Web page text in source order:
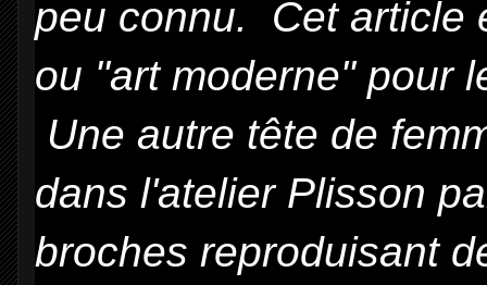
peu connu. Cet article
ou "art moderne" pour
Une autre tête de
dans l'atelier Plisson
broches reproduisant